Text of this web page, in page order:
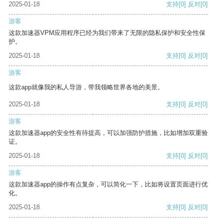
2025-01-18 支持[0] 反对[0]
游客
这款加速器VPM应用程序已经为我们带来了无限的隐私保护和安全性保
护。
2025-01-18
支持[0] 反对[0]
游客
这款app就像我的私人导游，带我领略世界各地的美景。
2025-01-18 支持[0] 反对[0]
游客
这款加速器app的安全性有待提高，可以加强防护措施，比如增加双重验
证。
2025-01-18
支持[0] 反对[0]
游客
这款加速器app的操作有点复杂，可以简化一下，比如将设置页面进行优
化。
2025-01-18
支持[0] 反对[0]